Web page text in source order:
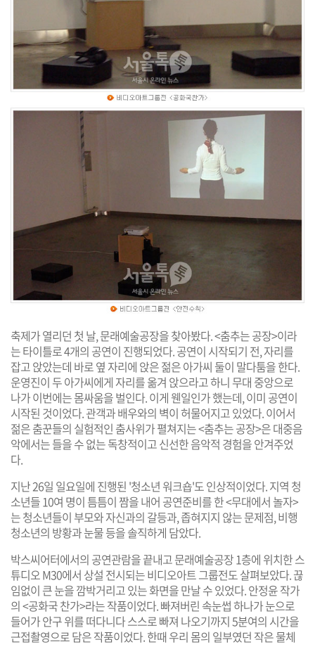
축제가 열리던 첫 날, 문래예술공장을 찾아봤다. <춤추는 공장>이라
는 타이틀로 4개의 공연이 진행되었다. 공연이 시작되기 전, 자리를
잡고 앉았는데 바로 옆 자리에 앉은 젊은 아가씨 둘이 말다툼을 한다.
운영진이 두 아가씨에게 자리를 옮겨 앉으라고 하니 무대 중앙으로
나가 이번에는 몸싸움을 벌인다. 이게 웬일인가 했는데, 이미 공연이
시작된 것이었다. 관객과 배우와의 벽이 허물어지고 있었다. 이어서
젊은 춤꾼들의 실험적인 춤사위가 펼쳐지는 <춤추는 공장>은 대중음
악에서는 들을 수 없는 독창적이고 신선한 음악적 경험을 안겨주었
다.
지난 26일 일요일에 진행된 '청소년 워크숍'도 인상적이었다. 지역 청
소년들 10여 명이 틈틈이 짬을 내어 공연준비를 한 <무대에서 놀자>
는 청소년들이 부모와 자신과의 갈등과, 좁혀지지 않는 문제점, 비행
청소년의 방황과 눈물 등을 솔직하게 담았다.
박스씨어터에서의 공연관람을 끝내고 문래예술공장 1층에 위치한 스
튜디오 M30에서 상설 전시되는 비디오아트 그룹전도 살펴보았다. 끊
임없이 큰 눈을 깜박거리고 있는 화면을 만날 수 있었다. 안정윤 작가
의 <공화국 찬가>라는 작품이었다. 빠져버린 속눈썹 하나가 눈으로
들어가 안구 위를 떠다니다 스스로 빠져 나오기까지 5분여의 시간을
근접촬영으로 담은 작품이었다. 한때 우리 몸의 일부였던 작은 물체